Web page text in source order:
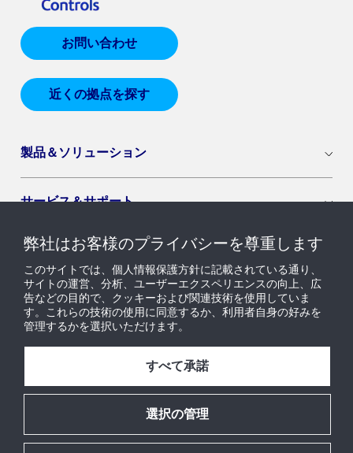
お問い合わせ
近くの拠点を探す
製品＆ソリューション
サービス＆サポート
導入セグメント
ニュース & インサイト
採用情報
当社について
弊社はお客様のプライバシーを尊重します
このサイトでは、個人情報保護方針に記載されている通り、
サイトの運営、分析、ユーザーエクスペリエンスの向上、広
告などの目的で、クッキーおよび関連技術を使用していま
す。これらの技術の使用に同意するか、利用者自身の好みを
管理するかを選択いただけます。
選択の管理
すべて承諾